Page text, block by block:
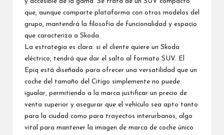
que, aunque comparte plataforma con otros modelos del
grupo, mantendrá la filosofía de funcionalidad y espacio
que caracteriza a Skoda.
La estrategia es clara: si el cliente quiere un Skoda
eléctrico, tendrá que dar el salto al formato SUV . El
Epiq está diseñado para ofrecer una versatilidad que un
coche del tamaño del Citigo simplemente no puede
igualar, permitiendo a la marca justificar un precio de
venta superior y asegurar que el vehículo sea apto tanto
para la ciudad como para trayectos interurbanos, algo
vital para mantener la imagen de marca de coche único